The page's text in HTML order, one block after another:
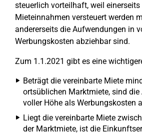
steuerlich vorteilhaft, weil einerseits
Mieteinnahmen versteuert werden
andererseits die Aufwendungen in
Werbungskosten abziehbar sind.
Zum 1.1.2021 gibt es eine
Beträgt die vereinbarte Miete
ortsüblichen Marktmiete, sind
voller Höhe als Werbungskosten
Liegt die vereinbarte Miete
der Marktmiete, ist die